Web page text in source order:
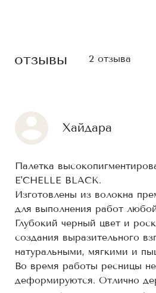
отзывы 2 отзыва
Хайдара
Палетка
E'CHELLE BLACK.
Изготовлены из волокна
для выполнения работ
Глубокий черный цвет и
создания выразительного
натуральными, мягкими и
Во время работы ресницы
деформируются. Отлично